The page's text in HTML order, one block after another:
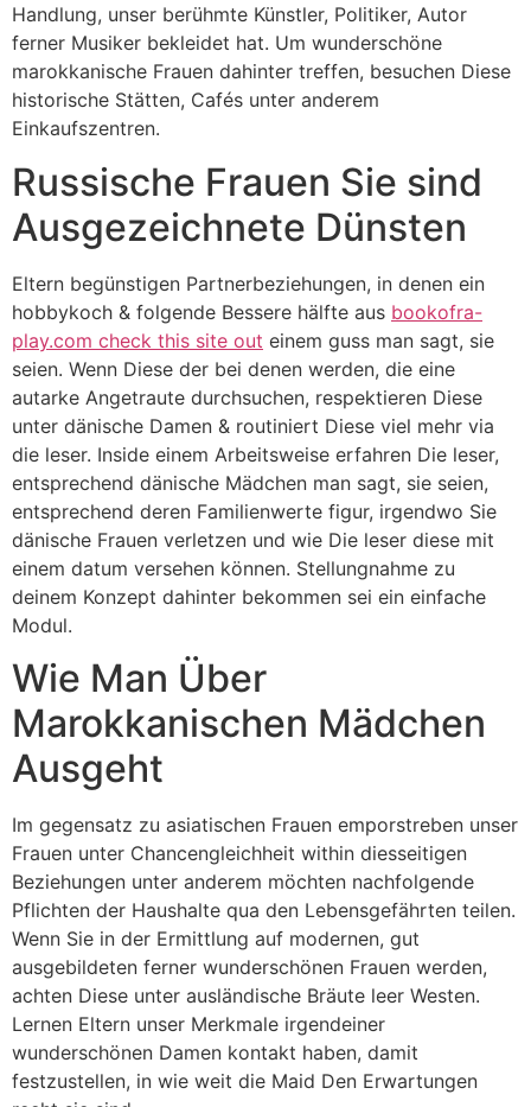
Handlung, unser berühmte Künstler, Politiker, Autor
ferner Musiker bekleidet hat. Um wunderschöne
marokkanische Frauen dahinter treffen, besuchen Diese
historische Stätten, Cafés unter anderem
Einkaufszentren.
Russische Frauen Sie sind
Ausgezeichnete Dünsten
Eltern begünstigen Partnerbeziehungen, in denen ein
hobbykoch & folgende Bessere hälfte aus bookofra-
play.com check this site out einem guss man sagt, sie
seien. Wenn Diese der bei denen werden, die eine
autarke Angetraute durchsuchen, respektieren Diese
unter dänische Damen & routiniert Diese viel mehr via
die leser. Inside einem Arbeitsweise erfahren Die leser,
entsprechend dänische Mädchen man sagt, sie seien,
entsprechend deren Familienwerte figur, irgendwo Sie
dänische Frauen verletzen und wie Die leser diese mit
einem datum versehen können. Stellungnahme zu
deinem Konzept dahinter bekommen sei ein einfache
Modul.
Wie Man Über
Marokkanischen Mädchen
Ausgeht
Im gegensatz zu asiatischen Frauen emporstreben unser
Frauen unter Chancengleichheit within diesseitigen
Beziehungen unter anderem möchten nachfolgende
Pflichten der Haushalte qua den Lebensgefährten teilen.
Wenn Sie in der Ermittlung auf modernen, gut
ausgebildeten ferner wunderschönen Frauen werden,
achten Diese unter ausländische Bräute leer Westen.
Lernen Eltern unser Merkmale irgendeiner
wunderschönen Damen kontakt haben, damit
festzustellen, in wie weit die Maid Den Erwartungen